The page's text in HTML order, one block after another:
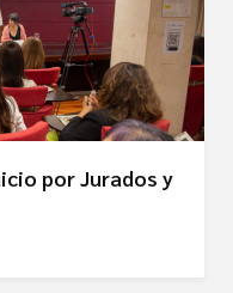
por Jurados y